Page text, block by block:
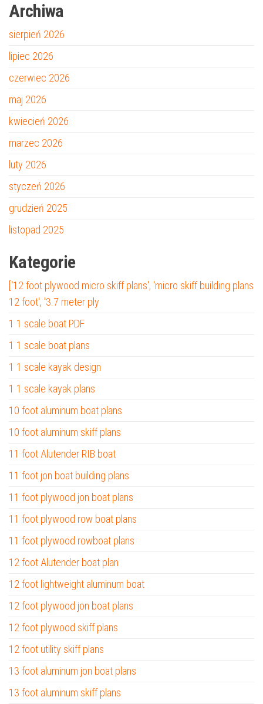
Archiwa
sierpień 2026
lipiec 2026
czerwiec 2026
maj 2026
kwiecień 2026
marzec 2026
luty 2026
styczeń 2026
grudzień 2025
listopad 2025
Kategorie
['12 foot plywood micro skiff plans', 'micro skiff building plans
12 foot', '3.7 meter ply
1 1 scale boat PDF
1 1 scale boat plans
1 1 scale kayak design
1 1 scale kayak plans
10 foot aluminum boat plans
10 foot aluminum skiff plans
11 foot Alutender RIB boat
11 foot jon boat building plans
11 foot plywood jon boat plans
11 foot plywood row boat plans
11 foot plywood rowboat plans
12 foot Alutender boat plan
12 foot lightweight aluminum boat
12 foot plywood jon boat plans
12 foot plywood skiff plans
12 foot utility skiff plans
13 foot aluminum jon boat plans
13 foot aluminum skiff plans